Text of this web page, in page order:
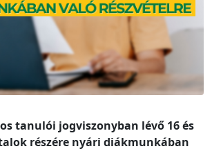
tanulói jogviszonyban lévő 16 és
részére nyári diákmunkában